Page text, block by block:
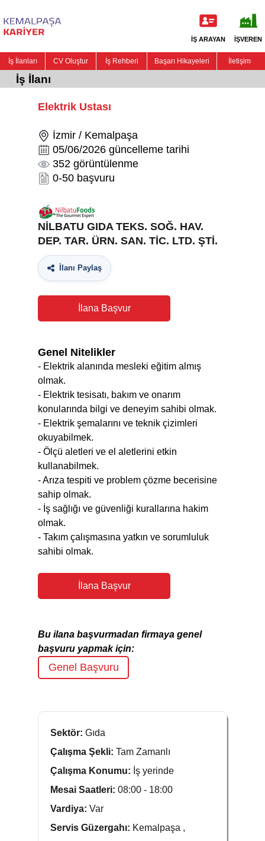
İŞ ARAYAN İŞVEREN
İş İlanları CV Oluştur İş Rehberi Başarı Hikayeleri İletişim
İş İlanı
Elektrik Ustası
İzmir / Kemalpaşa
05/06/2026 güncelleme tarihi
352 görüntülenme
0-50 başvuru
NİLBATU GIDA TEKS. SOĞ. HAV.
DEP. TAR. ÜRN. SAN. TİC. LTD. ŞTİ.
İlanı Paylaş
İlana Başvur
Genel Nitelikler
- Elektrik alanında mesleki eğitim almış
olmak.
- Elektrik tesisatı, bakım ve onarım
konularında bilgi ve deneyim sahibi olmak.
- Elektrik şemalarını ve teknik çizimleri
okuyabilmek.
- Ölçü aletleri ve el aletlerini etkin
kullanabilmek.
- Arıza tespiti ve problem çözme becerisine
sahip olmak.
- İş sağlığı ve güvenliği kurallarına hakim
olmak.
- Takım çalışmasına yatkın ve sorumluluk
sahibi olmak.
İlana Başvur
Bu ilana başvurmadan firmaya genel
başvuru yapmak için:
Genel Başvuru
Sektör: Gıda
Çalışma Şekli: Tam Zamanlı
Çalışma Konumu: İş yerinde
Mesai Saatleri: 08:00 - 18:00
Vardiya: Var
Servis Güzergahı: Kemalpaşa ,